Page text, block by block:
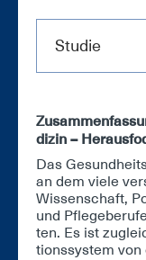
Stu­die
di­zin –
Das
an dem vie­le
Wis­sen­schaft,
und
ten. Es ist
ti­ons­sys­tem